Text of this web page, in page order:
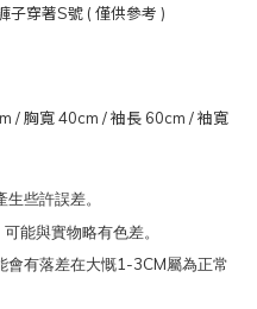
穿著S號 ( 僅供參考 )
/胸寬 40cm /袖長 60cm /袖寬
些許誤差。
能與實物略有色差。
會有落差在大慨1-3CM屬為正常